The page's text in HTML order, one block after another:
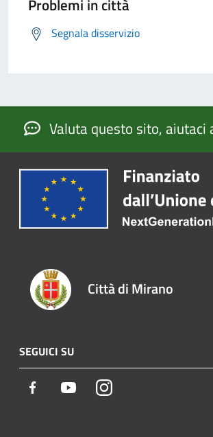
Problemi in città
Segnala disservizio
Valuta questo sito, aiutaci
Città di Mirano
SEGUICI SU
Facebook YoutubeInstagram